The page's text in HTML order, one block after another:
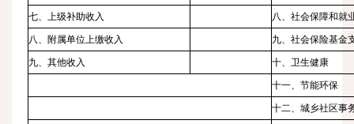
七、上级补助收入 八、社会保障和就
八、附属单位上缴收入 九、社会保险基金
九、其他收入 十、卫生健康
十一、节能环保
十二、城乡社区事